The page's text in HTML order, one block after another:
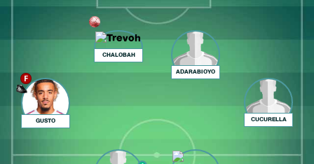
CHALOBAH
ADARABIOYO
GUSTO CUCURELLA